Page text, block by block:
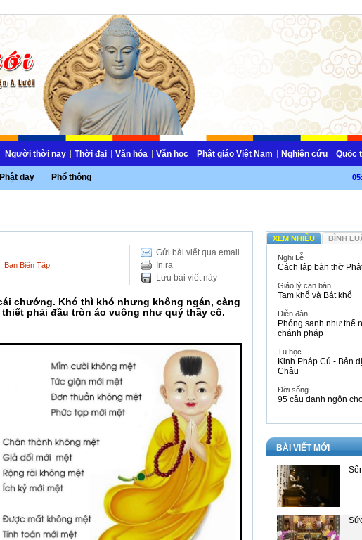
dạy Phổ thông
Người thời nay Thời đại Văn hóa Văn học Phật giáo Việt Nam Nghiên cứu Quốc
Gửi bài viết qua email
In ra
Lưu bài viết này
Ban Biên Tập
chướng. Khó thì khó nhưng không ngán, càng
phải đầu tròn áo vuông như quý thầy cô.
XEM NHIỀU BÌNH
Nghi Lễ
Cách lập bàn thờ
Giáo lý căn bản
Tam khổ và Bát khổ
Diễn đàn
Phóng sanh như thế
chánh pháp
Tu học
Kinh Pháp Cú - Bản
Châu
Đời sống
95 câu danh ngôn
BÀI VIẾT MỚI